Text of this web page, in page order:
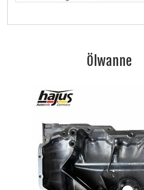
Ölwanne